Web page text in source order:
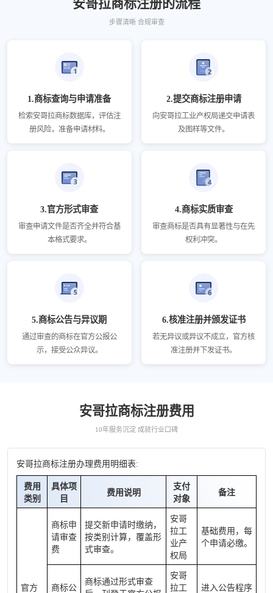
安哥拉商标注册的流程
步骤清晰 合规审查
1.商标查询与申请准备
检索安哥拉商标数据库，评估注
册风险，准备申请材料。
2.提交商标注册申请
向安哥拉工业产权局递交申请表
及图样等文件。
3.官方形式审查
审查申请文件是否齐全并符合基
本格式要求。
4.商标实质审查
审查商标是否具有显著性与在先
权利冲突。
5.商标公告与异议期
通过审查的商标在官方公报公
示，接受公众异议。
6.核准注册并颁发证书
若无异议或异议不成立，官方核
准注册并下发证书。
安哥拉商标注册费用
10年服务沉淀 成就行业口碑
安哥拉商标注册办理费用明细表:
费用
类别
具体项
目
费用说明
支付
对象
备注
官方
商标申
请审查
费
提交新申请时缴纳，
按类别计算，覆盖形
式审查。
安哥
拉工
业产
权局
基础费用，每
个申请必缴。
商标公
商标通过形式审查
安哥
拉工
进入公告程序